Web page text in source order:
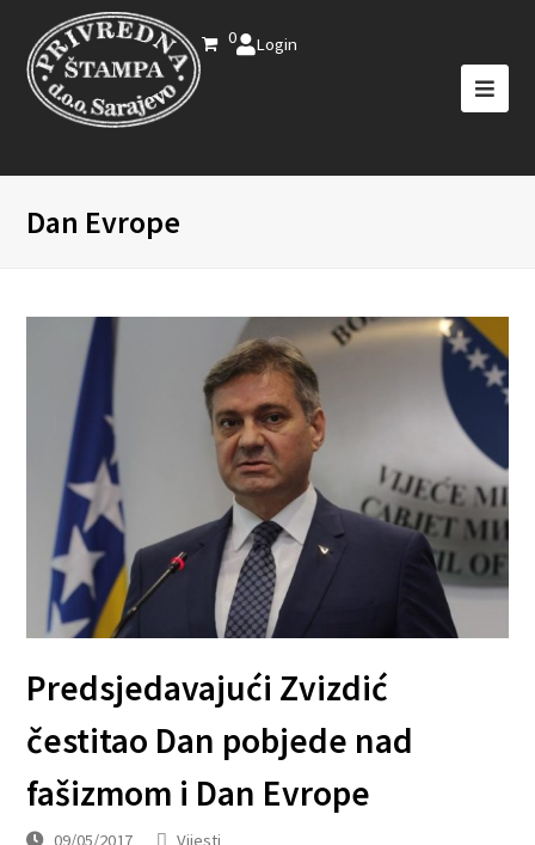
0 Login
Dan Evrope
Predsjedavajući Zvizdić
čestitao Dan pobjede nad
fašizmom i Dan Evrope
09/05/2017 Vijesti